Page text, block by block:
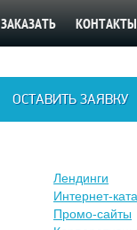
ЗАКАЗАТЬ КОНТАКТЫ
ОСТАВИТЬ ЗАЯВКУ
Лендинги
Интернет-
Промо-сайты